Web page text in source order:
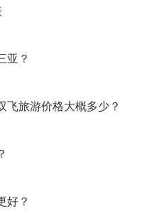
亚？
飞旅游价格大概多少？
好？